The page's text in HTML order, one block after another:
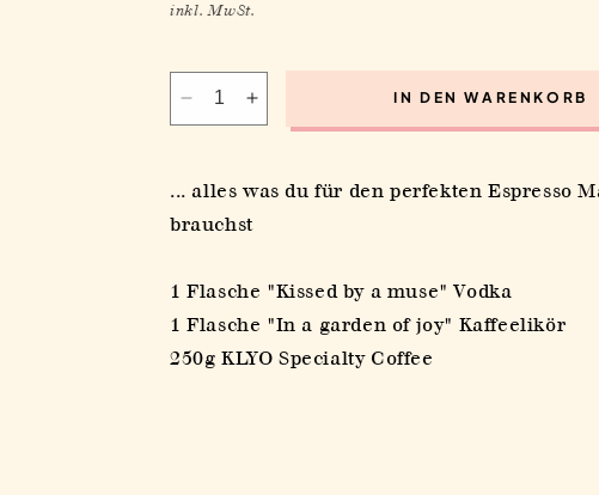
Preis
inkl. MwSt.
Verringere
die
für
Martini
Erhöhe
die
für
Martini
IN DEN WARENKORB
... alles was du für den perfekten Espresso
brauchst
1 Flasche "Kissed by a muse" Vodka
1 Flasche "In a garden of joy" Kaffeelikör
250g KLYO Specialty Coffee